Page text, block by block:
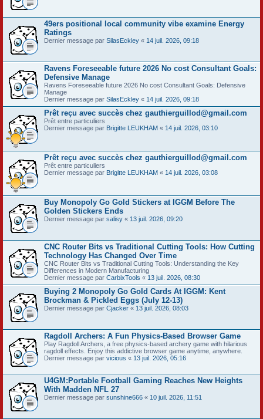
49ers positional local community vibe examine Energy
Ratings
Dernier message par SilasEckley « 14 juil. 2026, 09:18
Ravens Foreseeable future 2026 No cost Consultant Goals:
Defensive Manage
Ravens Foreseeable future 2026 No cost Consultant Goals: Defensive
Manage
Dernier message par SilasEckley « 14 juil. 2026, 09:18
Prêt reçu avec succès chez gauthierguillod@gmail.com
Prêt entre particuliers
Dernier message par Brigitte LEUKHAM « 14 juil. 2026, 03:10
Prêt reçu avec succès chez gauthierguillod@gmail.com
Prêt entre particuliers
Dernier message par Brigitte LEUKHAM « 14 juil. 2026, 03:08
Buy Monopoly Go Gold Stickers at IGGM Before The
Golden Stickers Ends
Dernier message par salisy « 13 juil. 2026, 09:20
CNC Router Bits vs Traditional Cutting Tools: How Cutting
Technology Has Changed Over Time
CNC Router Bits vs Traditional Cutting Tools: Understanding the Key
Differences in Modern Manufacturing
Dernier message par CarbixTools « 13 juil. 2026, 08:30
Buying 2 Monopoly Go Gold Cards At IGGM: Kent
Brockman & Pickled Eggs (July 12-13)
Dernier message par Cjacker « 13 juil. 2026, 08:03
Ragdoll Archers: A Fun Physics-Based Browser Game
Play Ragdoll Archers, a free physics-based archery game with hilarious
ragdoll effects. Enjoy this addictive browser game anytime, anywhere.
Dernier message par vicious « 13 juil. 2026, 05:16
U4GM:Portable Football Gaming Reaches New Heights
With Madden NFL 27
Dernier message par sunshine666 « 10 juil. 2026, 11:51